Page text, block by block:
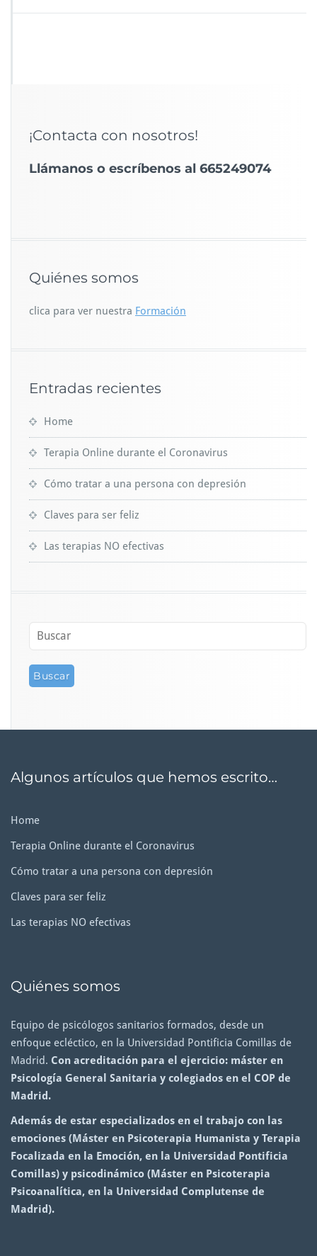
¡Contacta con nosotros!
Llámanos o escríbenos al 665249074
Quiénes somos
clica para ver nuestra Formación
Entradas recientes
Home
Terapia Online durante el Coronavirus
Cómo tratar a una persona con depresión
Claves para ser feliz
Las terapias NO efectivas
Algunos artículos que hemos escrito…
Home
Terapia Online durante el Coronavirus
Cómo tratar a una persona con depresión
Claves para ser feliz
Las terapias NO efectivas
Quiénes somos
Equipo de psicólogos sanitarios formados, desde un
enfoque ecléctico, en la Universidad Pontificia Comillas de
Madrid. Con acreditación para el ejercicio: máster en
Psicología General Sanitaria y colegiados en el COP de
Madrid.
Además de estar especializados en el trabajo con las
emociones (Máster en Psicoterapia Humanista y Terapia
Focalizada en la Emoción, en la Universidad Pontificia
Comillas) y psicodinámico (Máster en Psicoterapia
Psicoanalítica, en la Universidad Complutense de
Madrid).